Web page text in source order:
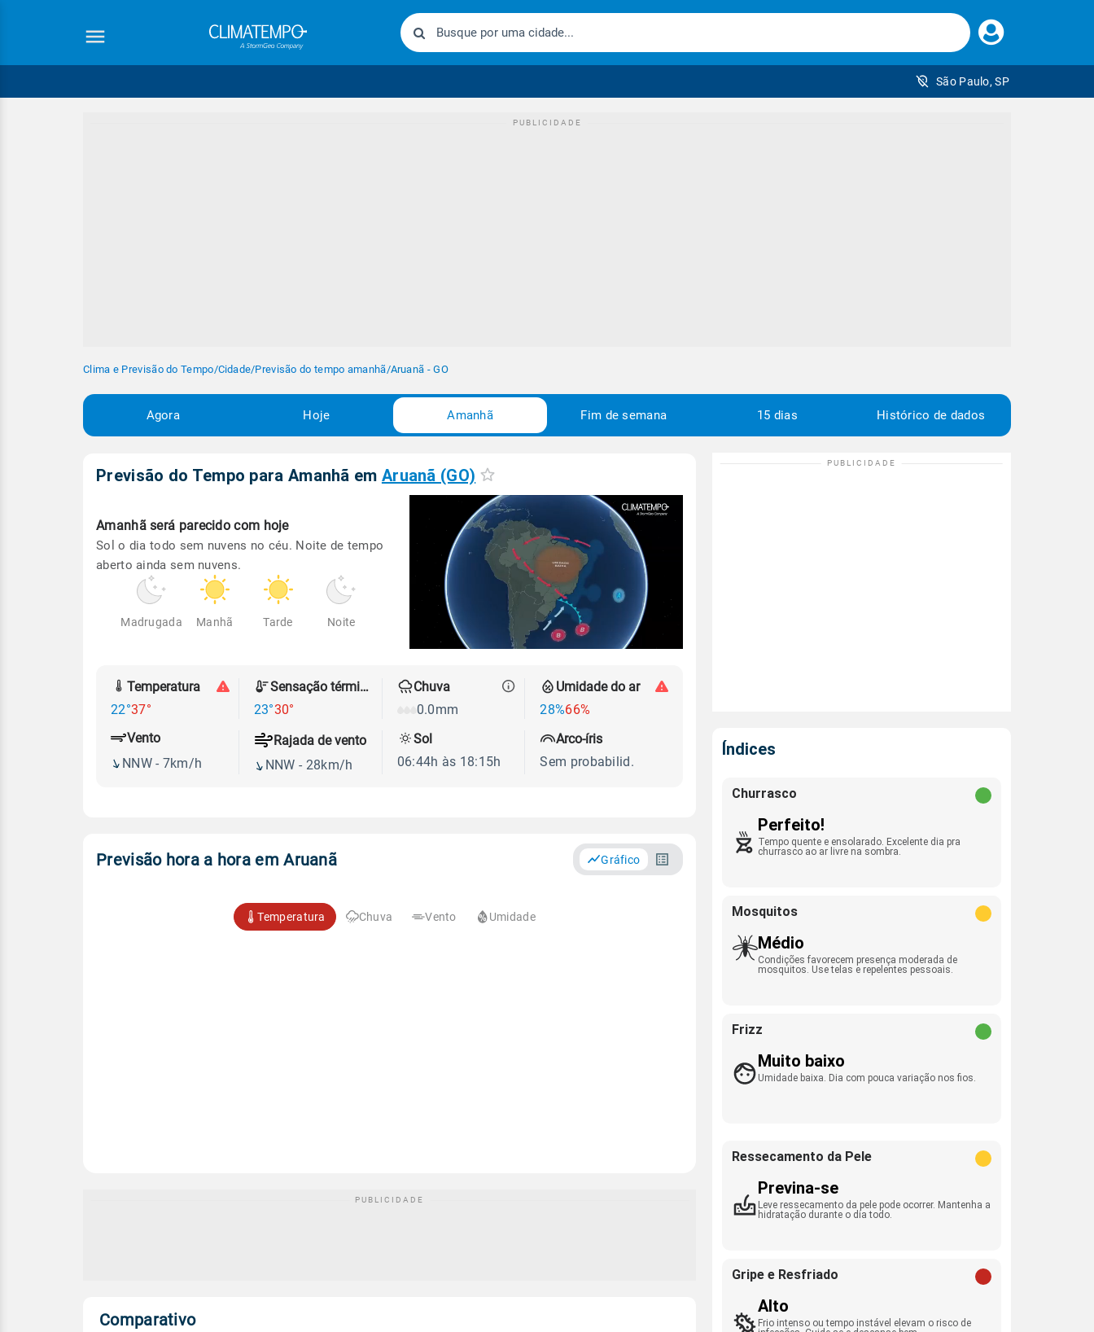
Faça
seu
São Paulo, SP
Clima e Previsão do Tempo/Cidade/Previsão do tempo amanhã/Aruanã - GO
Agora Hoje Amanhã Fim de semana 15 dias Histórico de dados
Previsão do Tempo para Amanhã em Aruanã (GO)
Amanhã será parecido com hoje
Sol o dia todo sem nuvens no céu. Noite de tempo
aberto ainda sem nuvens.
Madrugada Manhã Tarde Noite
Temperatura
22°37°
Sensação térmica
23°30°
Chuva
0.0mm
Umidade do ar
28%66%
Vento
NNW - 7km/h
Rajada de vento
NNW - 28km/h
Sol
06:44h às 18:15h
Arco-íris
Sem probabilid.
Previsão hora a hora em Aruanã Gráfico
Temperatura Chuva Vento Umidade
Comparativo
Índices
Churrasco
Perfeito!
Tempo quente e ensolarado. Excelente dia pra
churrasco ao ar livre na sombra.
Mosquitos
Médio
Condições favorecem presença moderada de
mosquitos. Use telas e repelentes pessoais.
Frizz
Muito baixo
Umidade baixa. Dia com pouca variação nos fios.
Ressecamento da Pele
Previna-se
Leve ressecamento da pele pode ocorrer. Mantenha a
hidratação durante o dia todo.
Gripe e Resfriado
Alto
Frio intenso ou tempo instável elevam o risco de